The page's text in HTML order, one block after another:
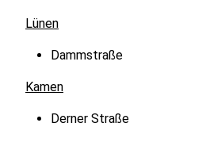
Lünen
Dammstraße
Kamen
Derner Straße